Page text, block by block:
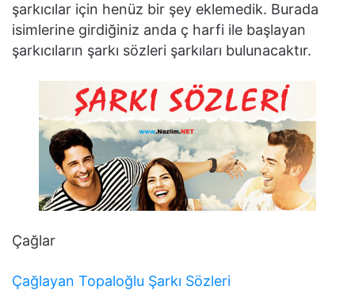
şarkıcılar için henüz bir şey eklemedik. Burada
isimlerine girdiğiniz anda ç harfi ile başlayan
şarkıcıların şarkı sözleri şarkıları bulunacaktır.
Çağlar
Çağlayan Topaloğlu Şarkı Sözleri